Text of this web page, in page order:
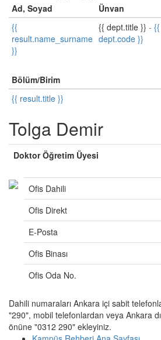
Ad, Soyad
Ünvan
{{
result.name_surname
}}
{{ dept.title }} - {{
dept.code }}
Bölüm/Birim
{{ result.title }}
Tolga Demir
Doktor Öğretim Üyesi
Ofis Dahili
Ofis Direkt
E-Posta
Ofis Binası
Ofis Oda No.
Dahili numaraları Ankara içi sabit
"290", mobil telefonlardan veya Ankara
önüne "0312 290" ekleyiniz.